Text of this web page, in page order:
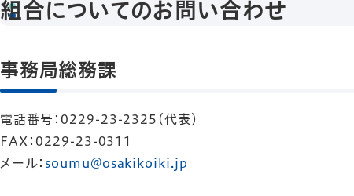
組合についてのお問い合わせ
事務局総務課
電話番号：0229-23-2325（代表）
FAX：0229-23-0311
メール： soumu@osakikoiki.jp